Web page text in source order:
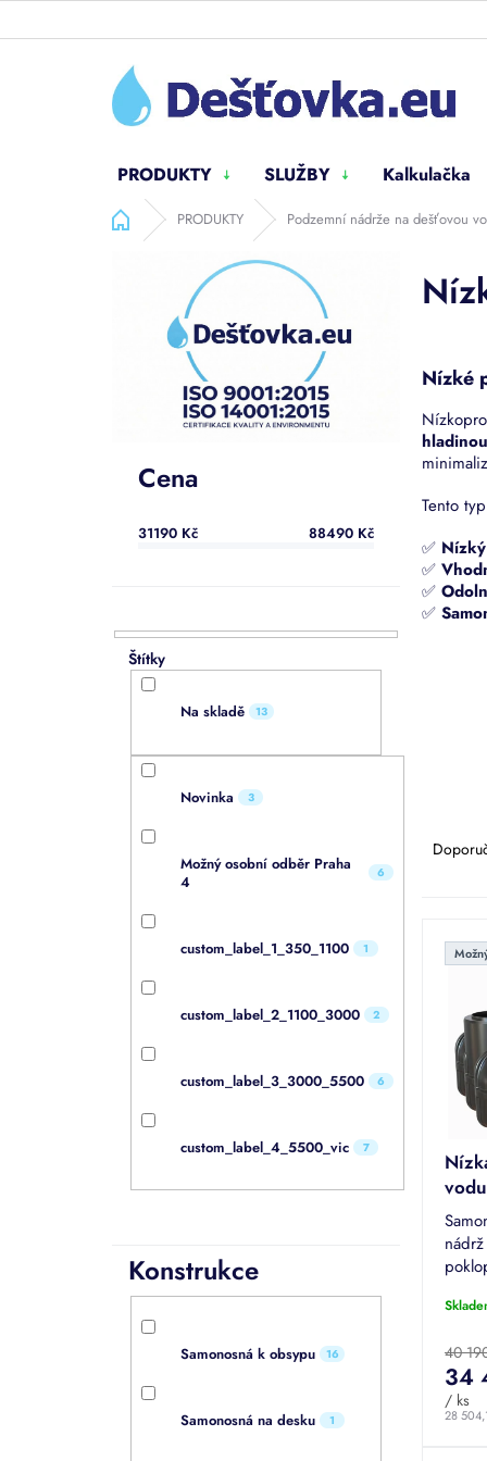
PRODUKTY SLUŽBY Kalkulačka
Domů PRODUKTY Podzemní nádrže na dešťovou
Cena
31190 Kč 88490 Kč
Na skladě 13
Novinka 3
Možný osobní odběr Praha
4
6
custom_label_1_350_1100 1
custom_label_2_1100_3000 2
custom_label_3_3000_5500 6
custom_label_4_5500_vic 7
Konstrukce
Samonosná k obsypu 16
Samonosná na desku 1
Nízké
Tento
✅
✅
✅
✅
je
40
28
34
/ ks